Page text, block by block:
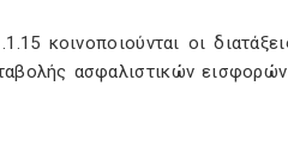
κοινοποιούνται οι
ασφαλιστικών